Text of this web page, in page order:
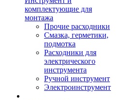
комплектующие для
монтажа
Прочие расходники
Смазка, герметики,
подмотка
Расходники для
электрического
инструмента
Ручной инструмент
Электроинструмент